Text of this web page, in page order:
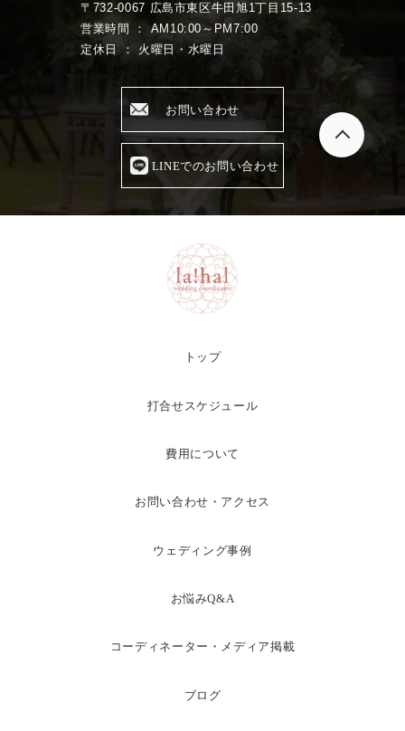
〒732-0067 広島市東区牛田旭1丁目15-13
営業時間 ： AM10:00～PM7:00
定休日 ： 火曜日・水曜日
お問い合わせ
LINEでのお問い合わせ
トップ
打合せスケジュール
費用について
お問い合わせ・アクセス
ウェディング事例
お悩みQ&A
コーディネーター・メディア掲載
ブログ